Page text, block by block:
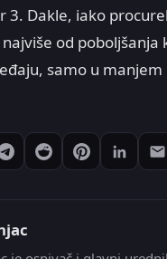
3. Dakle, iako
od
samo u
Viber
Podeli: Telegram
Podeli: Reddit
Podeli:Podeli: